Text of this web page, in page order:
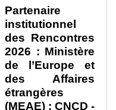
Partenaire
institutionnel
des Rencontres
2026 : Ministère
de l’Europe et
des Affaires
étrangères
(MEAE) : CNCD -